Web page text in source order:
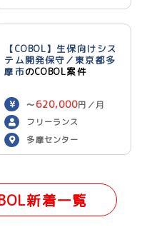
【COBOL】生保向けシス
テム開発保守／東京都多
摩市のCOBOL案件
〜 620,000円／月
フリーランス
多摩センター
新着一覧